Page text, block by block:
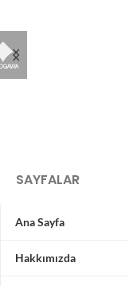
SAYFALAR
Ana Sayfa
Hakkımızda